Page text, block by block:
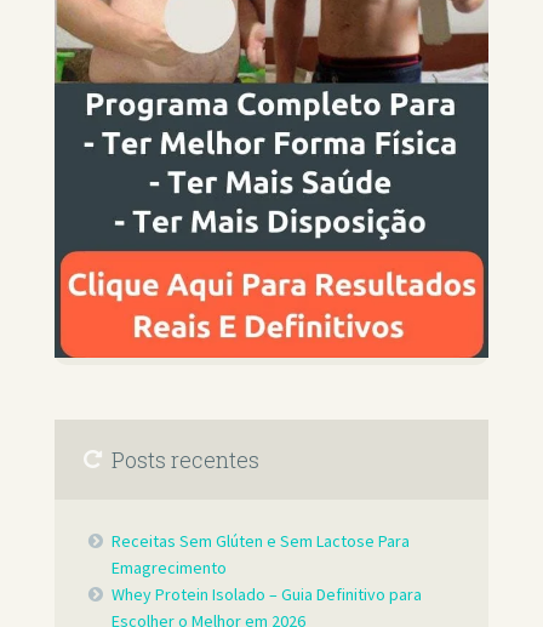
Posts recentes
Receitas Sem Glúten e Sem Lactose Para
Emagrecimento
Whey Protein Isolado – Guia Definitivo para
Escolher o Melhor em 2026